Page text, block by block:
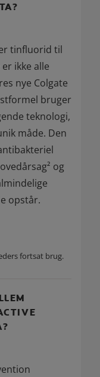
tinfluorid til
ikke alle
nye Colgate
bruger
teknologi,
måde. Den
og
opstår.
fortsat brug.